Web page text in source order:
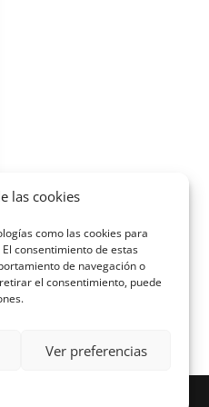
las cookies
como las cookies para
consentimiento de estas
de navegación o
el consentimiento, puede
Ver preferencias
Emaús